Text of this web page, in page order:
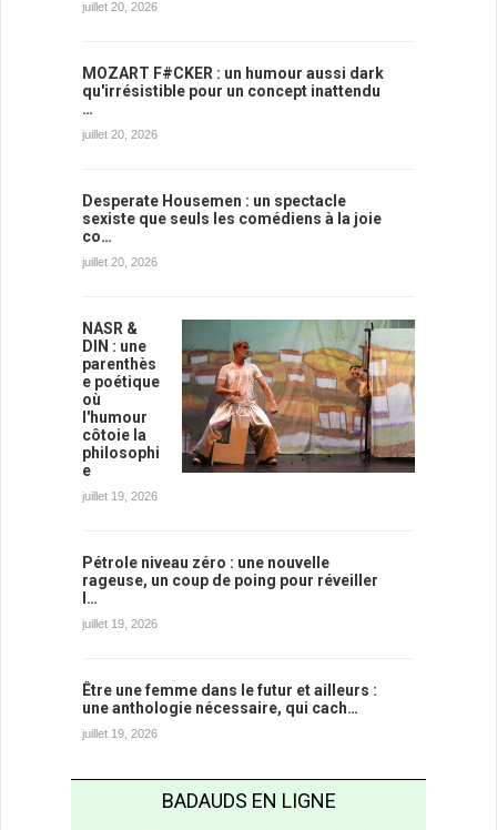
juillet 20, 2026
MOZART F#CKER : un humour aussi dark
qu'irrésistible pour un concept inattendu
…
juillet 20, 2026
Desperate Housemen : un spectacle
sexiste que seuls les comédiens à la joie
co…
juillet 20, 2026
NASR &
DIN : une
parenthès
e poétique
où
l'humour
côtoie la
philosophi
e
juillet 19, 2026
Pétrole niveau zéro : une nouvelle
rageuse, un coup de poing pour réveiller
l…
juillet 19, 2026
Être une femme dans le futur et ailleurs :
une anthologie nécessaire, qui cach…
juillet 19, 2026
BADAUDS EN LIGNE